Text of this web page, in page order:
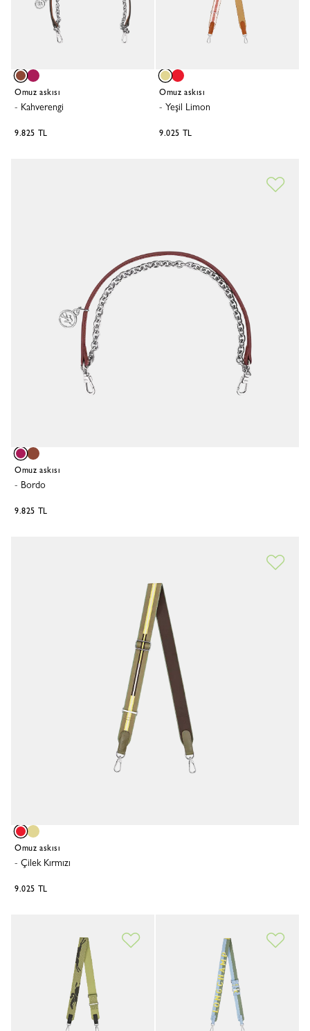
Omuz askısı
- Kahverengi
9.825 TL
Omuz askısı
- Yeşil Limon
9.025 TL
Omuz askısı
- Bordo
9.825 TL
Omuz askısı
- Çilek Kırmızı
9.025 TL